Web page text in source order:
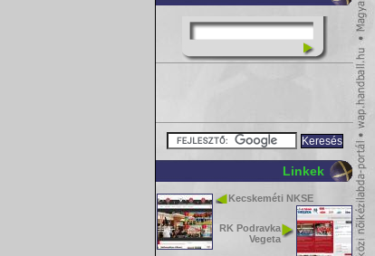
Linkek
Kecskeméti NKSE
RK Podravka
Vegeta